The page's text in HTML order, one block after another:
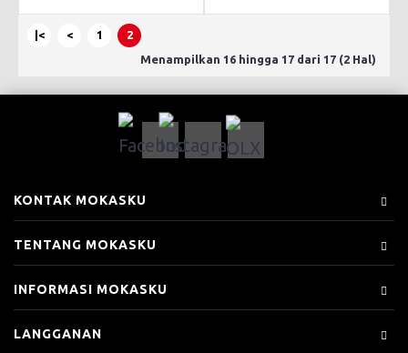
|< < 1
2
Menampilkan 16 hingga 17 dari 17 (2 Hal)
KONTAK MOKASKU
TENTANG MOKASKU
INFORMASI MOKASKU
LANGGANAN